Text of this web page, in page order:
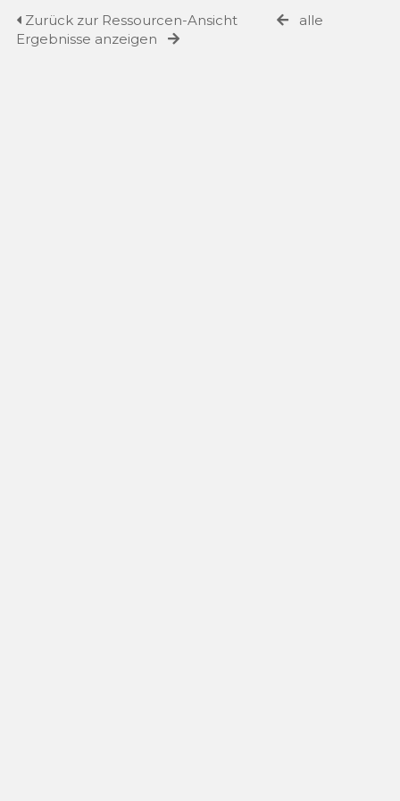
Zurück zur Ressourcen-Ansicht
alle
Ergebnisse anzeigen